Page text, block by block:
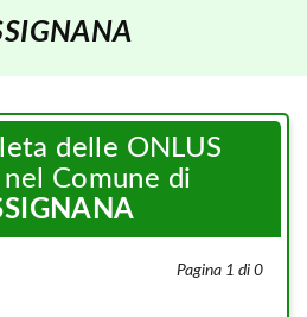
delle ONLUS
Comune di
Pagina 1 di 0